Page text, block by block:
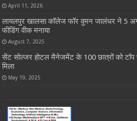
April 11, 2026
लायलपुर खालसा कॉलेज फॉर वुमन जालंधर ने 5
फीडिंग वीक मनाया
August 7, 2025
सेंट सोल्जर होटल मैनेजमेंट के 100 छात्रों को टॉप
मिला
May 19, 2025